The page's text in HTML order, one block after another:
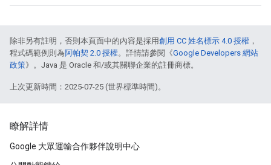
除非另有註明，否則本頁面中的內容是採用創用 CC 姓名標示 4.0 授權 ，
程式碼範例則為阿帕契 2.0 授權。詳情請參閱《Google Developers 網站
政策》。Java 是 Oracle 和/或其關聯企業的註冊商標。
上次更新時間：2025-07-25 (世界標準時間)。
瞭解詳情
Google 大眾運輸合作夥伴說明中心